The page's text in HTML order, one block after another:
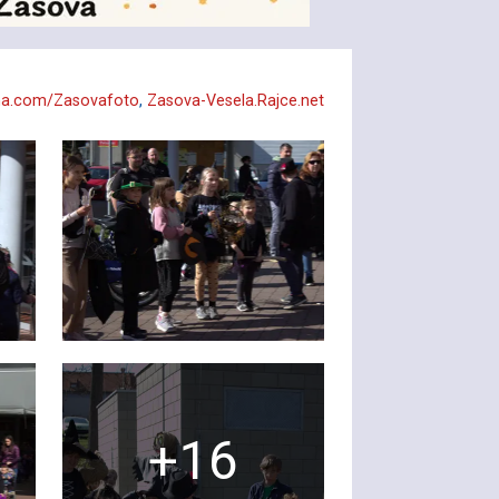
Zasovafoto, Zasova-Vesela.Rajce.net
+16